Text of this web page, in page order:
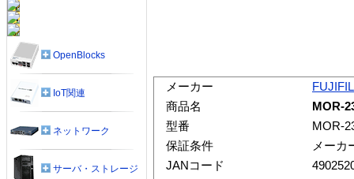
メーカー
商品名
MOR-
型番
MOR-
保証条件
メーカ
JANコード
OpenBlocks
IoT関連
ネットワーク
サーバ・ストレージ